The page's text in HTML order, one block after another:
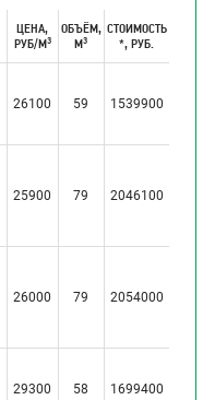
ЦЕНА,
РУБ/М3
ОБЪЁМ,
М3
СТОИМОСТЬ
*, РУБ.
26100 59 1539900
25900 79 2046100
26000 79 2054000
29300 58 1699400